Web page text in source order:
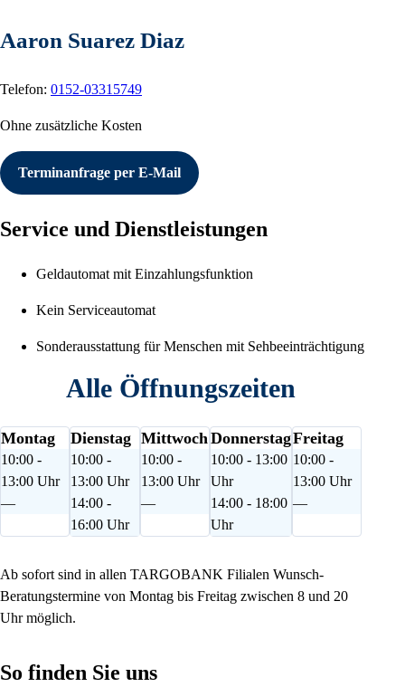
Aaron Suarez Diaz
Telefon: 0152-03315749
Ohne zusätzliche Kosten
Terminanfrage per E-Mail
Service und Dienstleistungen
Geldautomat mit Einzahlungsfunktion
Kein Serviceautomat
Sonderausstattung für Menschen mit Sehbeeinträchtigung
Alle Öffnungszeiten
Montag
10:00 -
13:00 Uhr
—
Dienstag
10:00 -
13:00 Uhr
14:00 -
16:00 Uhr
Mittwoch
10:00 -
13:00 Uhr
—
Donnerstag
10:00 - 13:00
Uhr
14:00 - 18:00
Uhr
Freitag
10:00 -
13:00 Uhr
—
Ab sofort sind in allen TARGOBANK Filialen Wunsch-
Beratungstermine von Montag bis Freitag zwischen 8 und 20
Uhr möglich.
So finden Sie uns